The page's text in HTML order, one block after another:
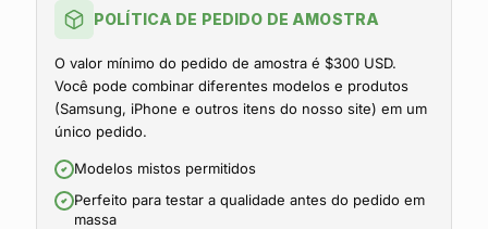
POLÍTICA DE PEDIDO DE AMOSTRA
O valor mínimo do pedido de amostra é $300 USD.
Você pode combinar diferentes modelos e produtos
(Samsung, iPhone e outros itens do nosso site) em um
único pedido.
Modelos mistos permitidos
Perfeito para testar a qualidade antes do pedido em
massa